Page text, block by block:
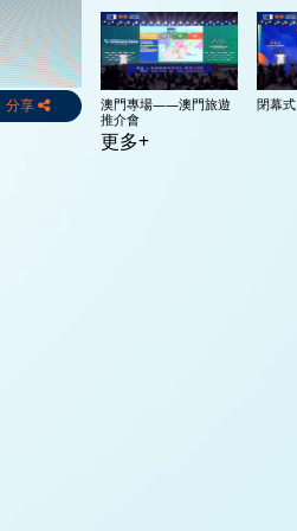
分享
澳門專場——澳門旅遊
推介會
閉幕式
更多+